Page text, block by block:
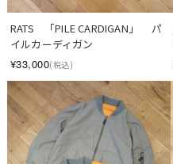
RATS　「PILE CARDIGAN」　 パ
イルカーディガン
¥33,000(税込)